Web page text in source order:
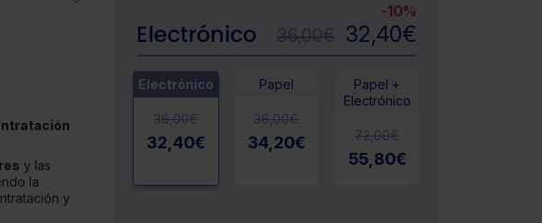
y las
la
y
Electrónico
-10%
36,00€ 32,40€
Electrónico
36,00€
32,40€
Papel
36,00€
34,20€
Papel +
Electrónico
72,00€
55,80€